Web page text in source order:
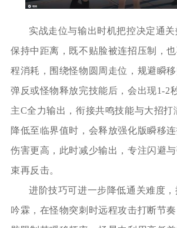
实战走位与输出时机把控决定通
保持中距离，既不贴脸被连招压制，
程消耗，围绕怪物圆周走位，规避瞬
弹反或怪物释放完技能后，会出现1-2
主C全力输出，衔接共鸣技能与大招打
降低至临界值时，会释放强化版瞬移连
伤害更高，此时减少输出，专注闪避
束再反击。
进阶技巧可进一步降低通关难度
吟霖，在怪物突刺时远程攻击打断节